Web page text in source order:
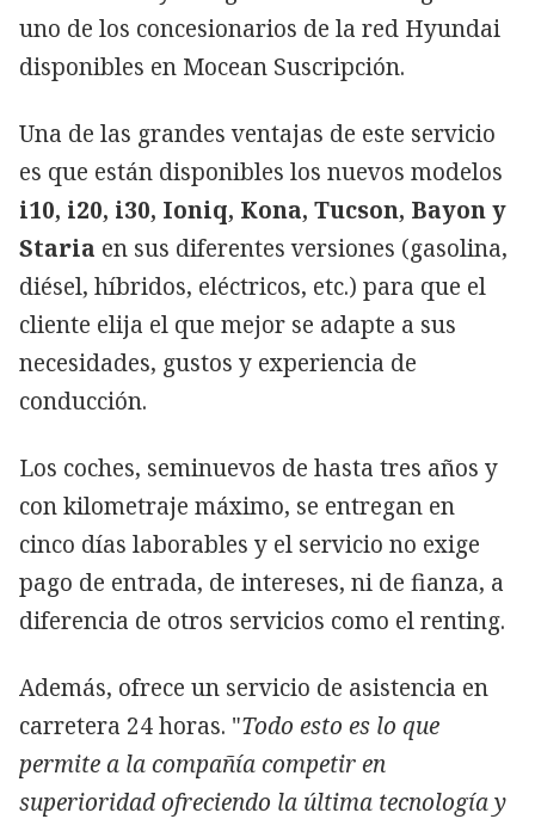
uno de los concesionarios de la red Hyundai
disponibles en Mocean Suscripción.
Una de las grandes ventajas de este servicio
es que están disponibles los nuevos modelos
i10, i20, i30, Ioniq, Kona, Tucson, Bayon y
Staria en sus diferentes versiones (gasolina,
diésel, híbridos, eléctricos, etc.) para que el
cliente elija el que mejor se adapte a sus
necesidades, gustos y experiencia de
conducción.
Los coches, seminuevos de hasta tres años y
con kilometraje máximo, se entregan en
cinco días laborables y el servicio no exige
pago de entrada, de intereses, ni de fianza, a
diferencia de otros servicios como el renting.
Además, ofrece un servicio de asistencia en
carretera 24 horas. "Todo esto es lo que
permite a la compañía competir en
superioridad ofreciendo la última tecnología y